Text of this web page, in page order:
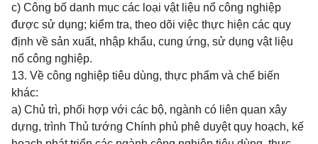
c) Công bố danh mục các loại vật liệu nổ công nghiệp
được sử dụng; kiểm tra, theo dõi việc thực hiện các quy
định về sản xuất, nhập khẩu, cung ứng, sử dụng vật liệu
nổ công nghiệp.
13. Về công nghiệp tiêu dùng, thực phẩm và chế biến
khác:
a) Chủ trì, phối hợp với các bộ, ngành có liên quan xây
dựng, trình Thủ tướng Chính phủ phê duyệt quy hoạch, kế